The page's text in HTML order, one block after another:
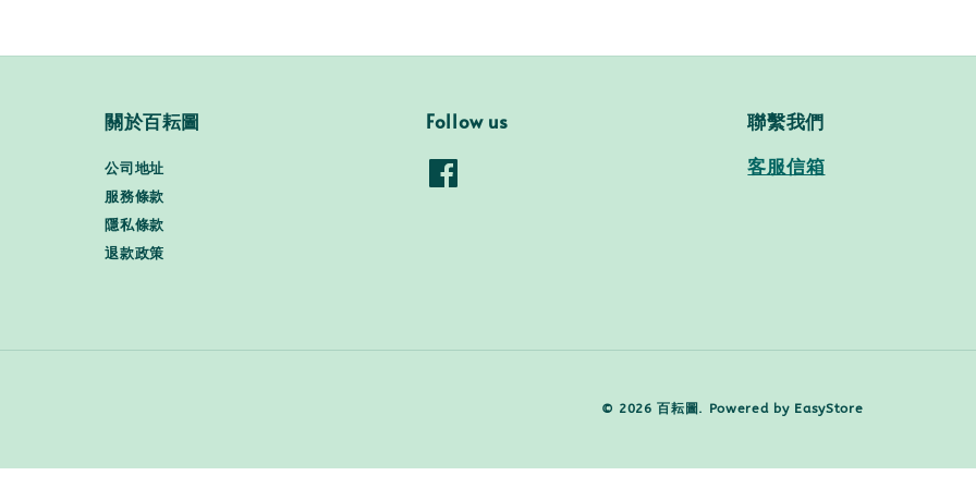
關於百耘圖
公司地址
服務條款
隱私條款
退款政策
Follow us 聯繫我們
客服信箱
© 2026 百耘圖. Powered by EasyStore